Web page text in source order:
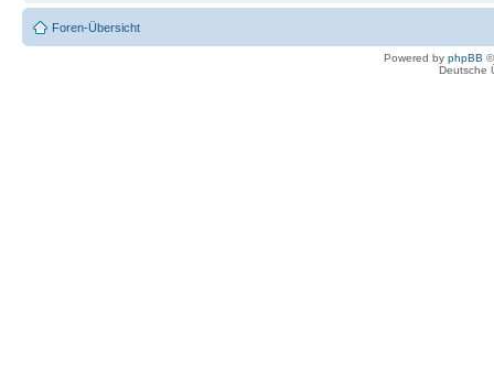
Foren-Übersicht
Powered by phpBB
Deutsche